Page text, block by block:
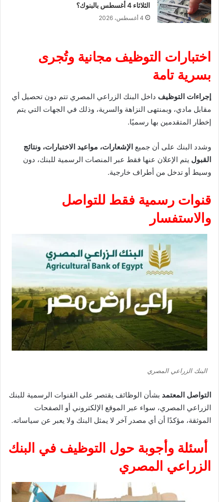
الثلاثاء 4 أغسطس بالبنوك؟
4 أغسطس، 2026
اختبارات التوظيف مجانية وتُجرى
بسرية تامة
إجراءات التوظيف داخل البنك الزراعي المصري تتم دون تحصيل أي
مقابل مادي، وبمنتهى النزاهة والسرية، وذلك في الجهات التي يتم
إخطار المتقدمين بها رسميًا.
وشدد البنك على أن جميع الإشعارات، مواعيد الاختبارات، ونتائج
القبول يتم الإعلان عنها فقط عبر المنصات الرسمية للبنك، دون
وسيط أو تدخل من أطراف خارجية.
قنوات رسمية فقط للتواصل
والاستفسار
البنك الزراعي المصري
التواصل المعتمد بشأن الوظائف يقتصر على القنوات الرسمية للبنك
الزراعي المصري، سواء عبر الموقع الإلكتروني أو الصفحات
الموثقة، مؤكدًا أن أي مصدر آخر لا يمثل البنك ولا يعبر عن سياساته.
أسئلة وأجوبة حول التوظيف في البنك
الزراعي المصري